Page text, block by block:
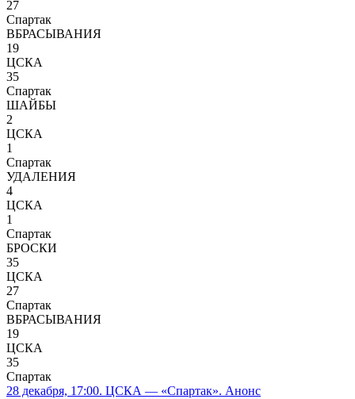
27
Спартак
ВБРАСЫВАНИЯ
19
ЦСКА
35
Спартак
ШАЙБЫ
2
ЦСКА
1
Спартак
УДАЛЕНИЯ
4
ЦСКА
1
Спартак
БРОСКИ
35
ЦСКА
27
Спартак
ВБРАСЫВАНИЯ
19
ЦСКА
35
Спартак
28 декабря, 17:00. ЦСКА — «Спартак». Анонс